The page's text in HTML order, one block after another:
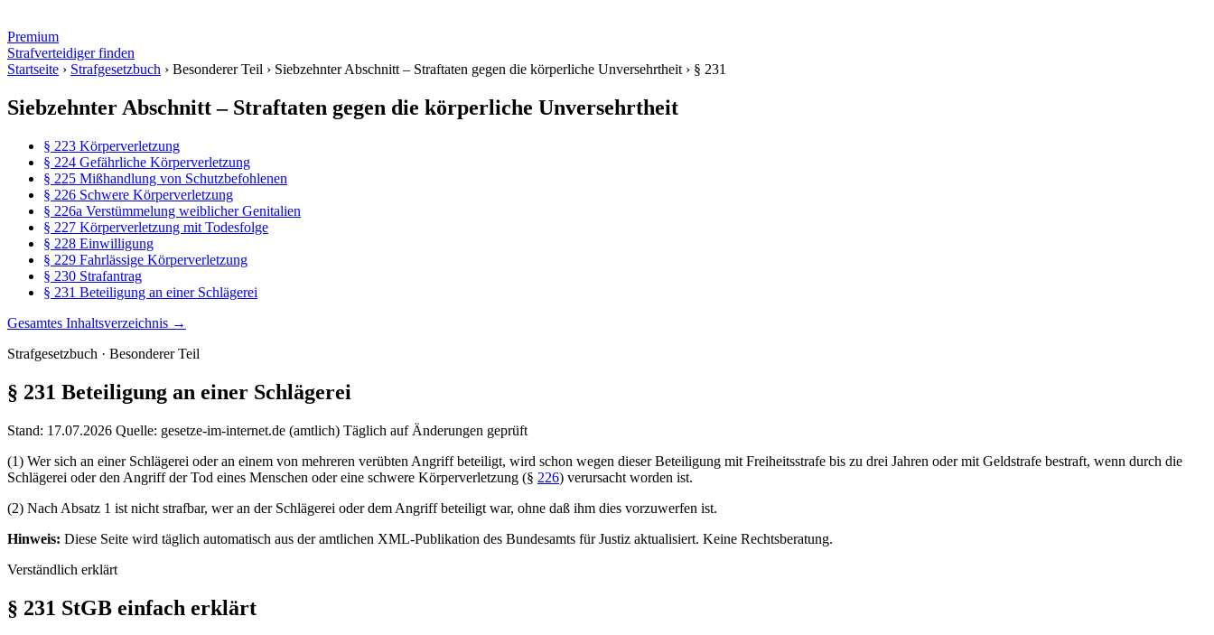
Premium
Strafverteidiger finden
Startseite › Strafgesetzbuch › Besonderer Teil › Siebzehnter Abschnitt – Straftaten gegen die körperliche Unversehrtheit › § 231
Siebzehnter Abschnitt – Straftaten gegen die körperliche Unversehrtheit
§ 223 Körperverletzung
§ 224 Gefährliche Körperverletzung
§ 225 Mißhandlung von Schutzbefohlenen
§ 226 Schwere Körperverletzung
§ 226a Verstümmelung weiblicher Genitalien
§ 227 Körperverletzung mit Todesfolge
§ 228 Einwilligung
§ 229 Fahrlässige Körperverletzung
§ 230 Strafantrag
§ 231 Beteiligung an einer Schlägerei
Gesamtes Inhaltsverzeichnis →
Strafgesetzbuch · Besonderer Teil
§ 231 Beteiligung an einer Schlägerei
Stand: 17.07.2026 Quelle: gesetze-im-internet.de (amtlich) Täglich auf Änderungen geprüft
(1) Wer sich an einer Schlägerei oder an einem von mehreren verübten Angriff beteiligt, wird schon wegen dieser Beteiligung mit Freiheitsstrafe bis zu drei Jahren oder mit Geldstrafe bestraft, wenn durch die
Schlägerei oder den Angriff der Tod eines Menschen oder eine schwere Körperverletzung (§ 226) verursacht worden ist.
(2) Nach Absatz 1 ist nicht strafbar, wer an der Schlägerei oder dem Angriff beteiligt war, ohne daß ihm dies vorzuwerfen ist.
Hinweis: Diese Seite wird täglich automatisch aus der amtlichen XML-Publikation des Bundesamts für Justiz aktualisiert. Keine Rechtsberatung.
Verständlich erklärt
§ 231 StGB einfach erklärt